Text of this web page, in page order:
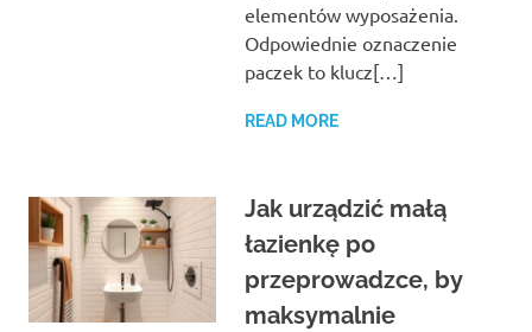
elementów wyposażenia.
Odpowiednie oznaczenie
paczek to klucz[…]
READ MORE
Jak urządzić małą
łazienkę po
przeprowadzce, by
maksymalnie